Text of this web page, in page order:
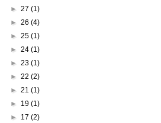
► 27 (1)
► 26 (4)
► 25 (1)
► 24 (1)
► 23 (1)
► 22 (2)
► 21 (1)
► 19 (1)
► 17 (2)